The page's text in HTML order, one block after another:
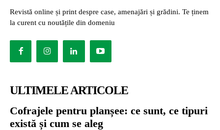
Revistă online și print despre case, amenajări și grădini. Te ținem
la curent cu noutățile din domeniu
ULTIMELE ARTICOLE
Cofrajele pentru planșee: ce sunt, ce tipuri
există și cum se aleg